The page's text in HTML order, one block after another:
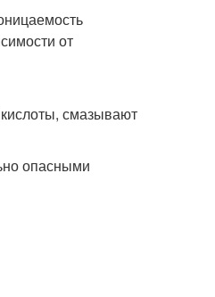
от
смазывают
опасными